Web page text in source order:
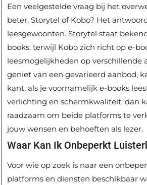
Een veelgestelde vraag bij het
beter, Storytel of Kobo? Het
leesgewoonten. Storytel staat
books, terwijl Kobo zich richt op e-
leesmogelijkheden op verschillende
geniet van een gevarieerd aanbod,
kant, als je voornamelijk e-books
verlichting en schermkwaliteit, dan
raadzaam om beide platforms te
jouw wensen en behoeften als lezer.
Waar Kan Ik Onbeperkt
Voor wie op zoek is naar een
platforms en diensten beschikbaar